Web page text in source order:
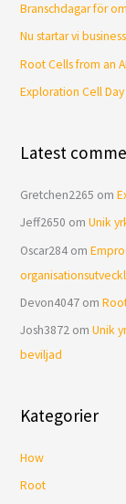
Branschdagar för
Nu startar vi
Root Cells from an
Exploration Cell
Latest
Gretchen2265 om
Jeff2650 om Unik
Oscar284om
Devon4047om
Josh3872om Unik
beviljad
Kategorier
How
Root